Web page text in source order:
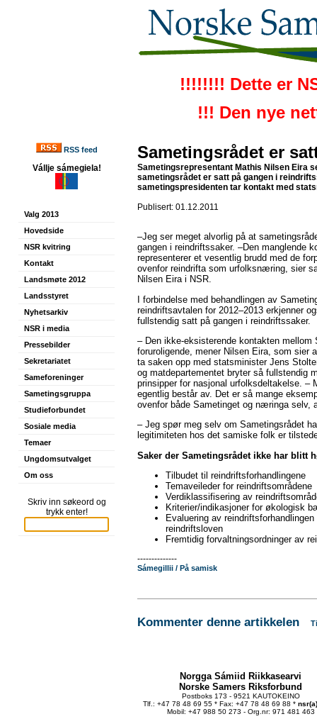
!!!!!!!! Dette er
!!! Den nye
RSS feed
Vállje sámegiela!
Valg 2013
Hovedside
NSR kvitring
Kontakt
Landsmøte 2012
Landsstyret
Nyhetsarkiv
NSR i media
Pressebilder
Sekretariatet
Sameforeninger
Sametingsgruppa
Studieforbundet
Sosiale media
Temaer
Ungdomsutvalget
Om oss
Skriv inn søkeord og
trykk enter!
Sametingsrådet er
Sametingsrepresentant Mathis Nilsen Eira
sametingsrådet er satt på gangen i
sametingspresidenten tar kontakt med
Publisert: 01.12.2011
–Jeg ser meget alvorlig på at
gangen i reindriftssaker. –Den manglende
representerer et vesentlig brudd med de
ovenfor reindrifta som urfolksnæring, sier
Nilsen Eira i NSR.
I forbindelse med behandlingen av
reindriftsavtalen for 2012–2013 erkjenner
fullstendig satt på gangen i reindriftssaker.
– Den ikke-eksisterende kontakten
foruroligende, mener Nilsen Eira, som sier
ta saken opp med statsminister Jens
og matdepartementet bryter så fullstendig
prinsipper for nasjonal urfolksdeltakelse. –
egentlig består av. Det er så mange
ovenfor både Sametinget og næringa
– Jeg spør meg selv om Sametingsrådet
legitimiteten hos det samiske folk er
Saker der Sametingsrådet ikke har blitt
Tilbudet til reindriftsforhandlingene
Temaveileder for reindriftsområdene
Verdiklassifisering av
Kriterier/indikasjoner for økologisk
Evaluering av
reindriftsloven
Fremtidig forvaltningsordninger av
--------------
Sámegillii / På samisk
Kommenter denne artikkelen
Norgga Sámiid Riikkasearvi
Norske Samers Riksforbund
Postboks 173 - 9521 KAUTOKEINO
Tlf.: +47 78 48 69 55 * Fax: +47 78 48 69 88 *
Mobil: +47 988 50 273 - Org.nr: 971 481 463